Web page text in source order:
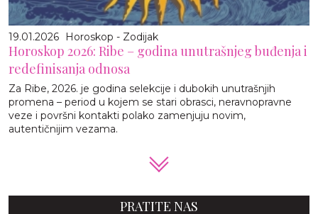
19.01.2026 Horoskop - Zodijak
Horoskop 2026: Ribe – godina unutrašnjeg buđenja i
redefinisanja odnosa
Za Ribe, 2026. je godina selekcije i dubokih unutrašnjih
promena – period u kojem se stari obrasci, neravnopravne
veze i površni kontakti polako zamenjuju novim,
autentičnijim vezama.
PRATITE NAS